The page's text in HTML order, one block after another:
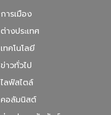
การเมือง
ต่างประเทศ
เทคโนโลยี
ข่าวทั่วไป
ไลฟ์สไตล์
คอลัมนิสต์